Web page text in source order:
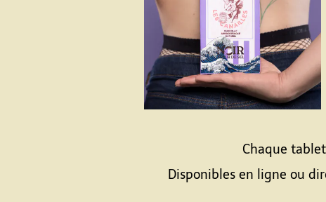
Chaque
Disponibles en ligne ou